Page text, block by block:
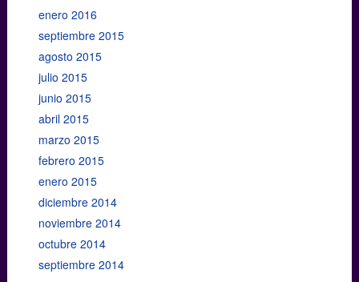
enero 2016
septiembre 2015
agosto 2015
julio 2015
junio 2015
abril 2015
marzo 2015
febrero 2015
enero 2015
diciembre 2014
noviembre 2014
octubre 2014
septiembre 2014